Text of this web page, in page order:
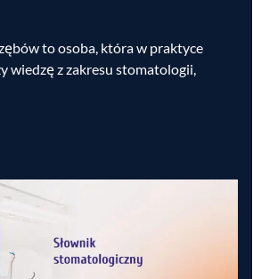
to osoba, która w praktyce
wiedzę z zakresu stomatologii,